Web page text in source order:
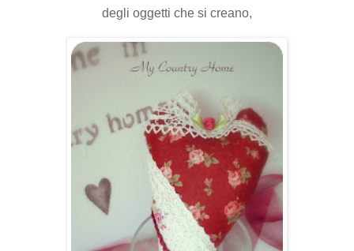
degli oggetti che si creano,